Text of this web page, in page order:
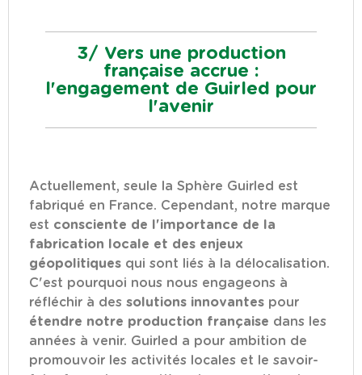
3/ Vers une production
française accrue :
l'engagement de Guirled pour
l'avenir
Actuellement, seule la Sphère Guirled est
fabriqué en France. Cependant, notre marque
est consciente de l'importance de la
fabrication locale et des enjeux
géopolitiques qui sont liés à la délocalisation.
C'est pourquoi nous nous engageons à
réfléchir à des solutions innovantes pour
étendre notre production française dans les
années à venir. Guirled a pour ambition de
promouvoir les activités locales et le savoir-